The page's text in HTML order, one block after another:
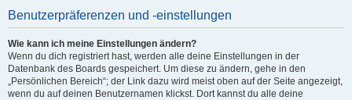
Benutzerpräferenzen und -einstellungen
Wie kann ich meine Einstellungen ändern?
Wenn du dich registriert hast, werden alle deine Einstellungen in der
Datenbank des Boards gespeichert. Um diese zu ändern, gehe in den
„Persönlichen Bereich“; der Link dazu wird meist oben auf der Seite angezeigt,
wenn du auf deinen Benutzernamen klickst. Dort kannst du alle deine